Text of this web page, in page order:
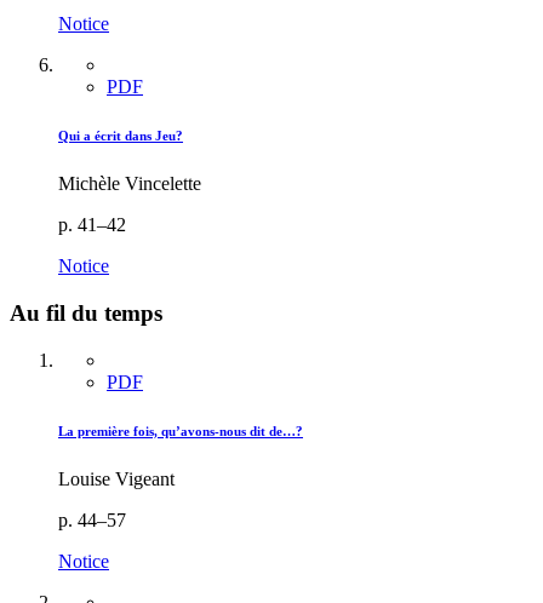
Notice
PDF
Qui a écrit dans Jeu?
Michèle Vincelette
p. 41–42
Notice
Au fil du temps
PDF
La première fois, qu’avons-nous dit de…?
Louise Vigeant
p. 44–57
Notice